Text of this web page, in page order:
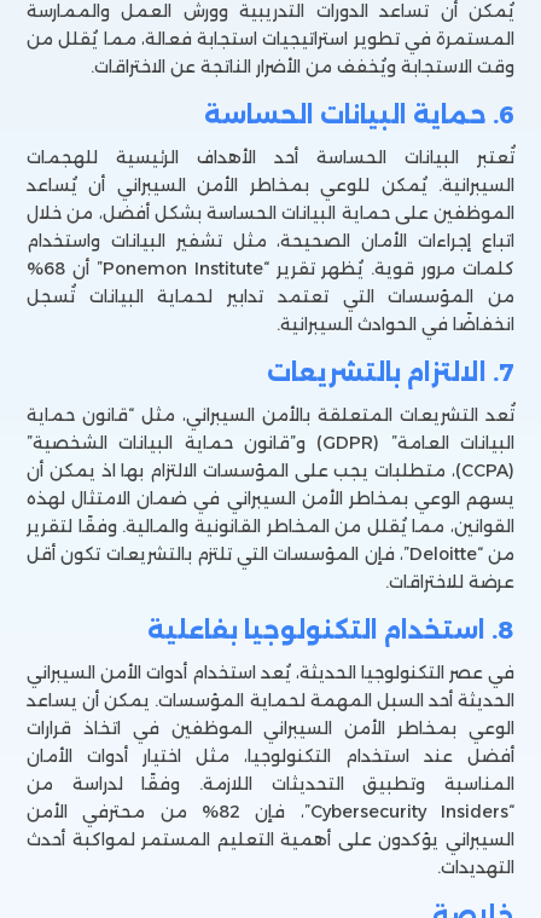
يُمكن أن تساعد الدورات التدريبية وورش العمل والممارسة
المستمرة في تطوير استراتيجيات استجابة فعالة، مما يُقلل من
وقت الاستجابة ويُخفف من الأضرار الناتجة عن الاختراقات.
6. حماية البيانات الحساسة
تُعتبر البيانات الحساسة أحد الأهداف الرئيسية للهجمات
السيبرانية. يُمكن للوعي بمخاطر الأمن السيبراني أن يُساعد
الموظفين على حماية البيانات الحساسة بشكل أفضل، من خلال
اتباع إجراءات الأمان الصحيحة، مثل تشفير البيانات واستخدام
كلمات مرور قوية. يُظهر تقرير “Ponemon Institute” أن 68%
من المؤسسات التي تعتمد تدابير لحماية البيانات تُسجل
انخفاضًا في الحوادث السيبرانية.
7. الالتزام بالتشريعات
تُعد التشريعات المتعلقة بالأمن السيبراني، مثل “قانون حماية
البيانات العامة” (GDPR) و”قانون حماية البيانات الشخصية”
(CCPA)، متطلبات يجب على المؤسسات الالتزام بها اذ يمكن أن
يسهم الوعي بمخاطر الأمن السيبراني في ضمان الامتثال لهذه
القوانين، مما يُقلل من المخاطر القانونية والمالية. وفقًا لتقرير
من “Deloitte”، فإن المؤسسات التي تلتزم بالتشريعات تكون أقل
عرضة للاختراقات.
8. استخدام التكنولوجيا بفاعلية
في عصر التكنولوجيا الحديثة، يُعد استخدام أدوات الأمن السيبراني
الحديثة أحد السبل المهمة لحماية المؤسسات. يمكن أن يساعد
الوعي بمخاطر الأمن السيبراني الموظفين في اتخاذ قرارات
أفضل عند استخدام التكنولوجيا، مثل اختيار أدوات الأمان
المناسبة وتطبيق التحديثات اللازمة. وفقًا لدراسة من
“Cybersecurity Insiders”، فإن 82% من محترفي الأمن
السيبراني يؤكدون على أهمية التعليم المستمر لمواكبة أحدث
التهديدات.